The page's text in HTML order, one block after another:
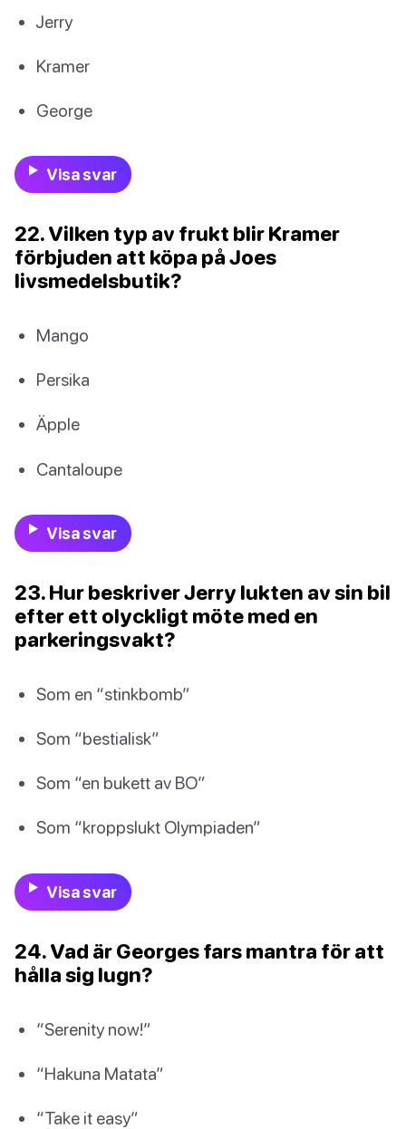
Jerry
Kramer
George
Visa svar
22. Vilken typ av frukt blir Kramer
förbjuden att köpa på Joes
livsmedelsbutik?
Mango
Persika
Äpple
Cantaloupe
Visa svar
23. Hur beskriver Jerry lukten av sin bil
efter ett olyckligt möte med en
parkeringsvakt?
Som en “stinkbomb”
Som “bestialisk”
Som “en bukett av BO”
Som “kroppslukt Olympiaden”
Visa svar
24. Vad är Georges fars mantra för att
hålla sig lugn?
“Serenity now!”
“Hakuna Matata”
“Take it easy”